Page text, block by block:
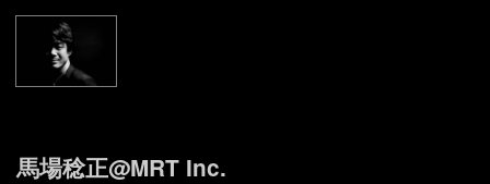
Home
Gallery
About
馬場稔正@MRT Inc.